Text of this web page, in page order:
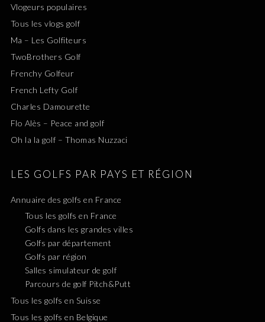
Vlogeurs populaires
Tous les vlogs golf
Ma – Les Golfiteurs
TwoBrothers Golf
Frenchy Golfeur
French Lefty Golf
Charles Damourette
Flo Alès – Peace and golf
Oh la la golf – Thomas Nuzzaci
LES GOLFS PAR PAYS ET RÉGION
Annuaire des golfs en France
Tous les golfs en France
Golfs dans les grandes villes
Golfs par département
Golfs par région
Salles simulateur de golf
Parcours de golf Pitch&Putt
Tous les golfs en Suisse
Tous les golfs en Belgique